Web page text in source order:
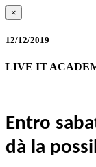
×
12/12/2019
LIVE IT
Entro
dà la